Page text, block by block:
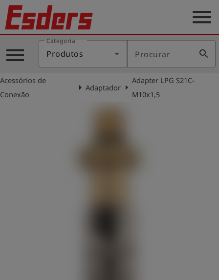
Produtos
account_circle Conecte-
menu
menu
Categoria
Produtos Procurar search
Acessórios de
Conexão
arrow_rightAdaptador arrow_right
Adapter LPG S21C-
M10x1,5